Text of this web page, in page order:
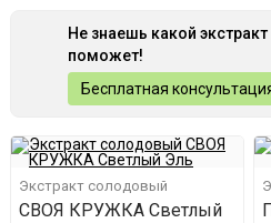
Не знаешь какой
поможет!
Бесплатная
Экстракт солодовый
СВОЯ КРУЖКА Светлый